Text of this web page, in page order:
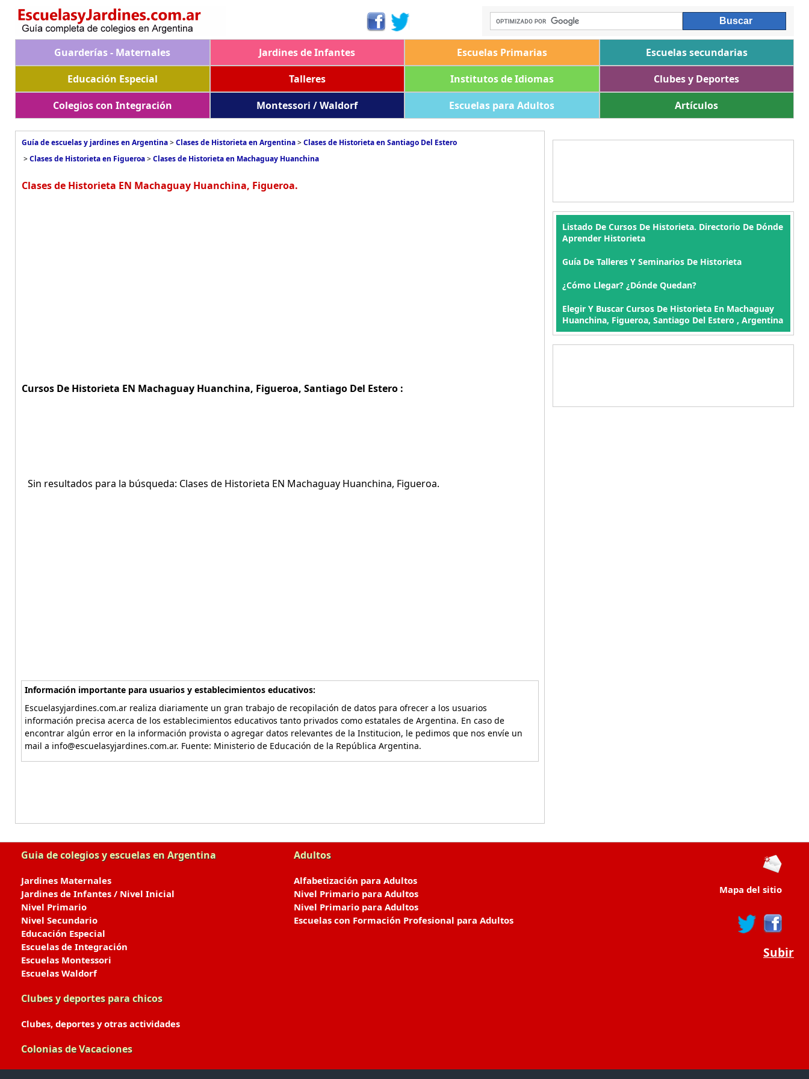
Guarderías - Maternales Jardines de Infantes Escuelas Primarias
Escuelas secundarias
Educación Especial
Talleres Institutos de Idiomas
Clubes y Deportes
Colegios con Integración
Montessori / Waldorf Escuelas para Adultos Artículos
Guía de escuelas y jardines en Argentina>Clases de Historieta en Argentina>Clases de Historieta en Santiago Del Estero
>Clases de Historieta en Figueroa>Clases de Historieta en Machaguay Huanchina
Clases de Historieta EN Machaguay Huanchina, Figueroa.
Cursos De Historieta EN Machaguay Huanchina, Figueroa, Santiago Del Estero :
Sin resultados para la búsqueda: Clases de Historieta EN Machaguay Huanchina, Figueroa.
Información importante para usuarios y establecimientos educativos:
Escuelasyjardines.com.ar realiza diariamente un gran trabajo de recopilación de datos para ofrecer a los usuarios
información precisa acerca de los establecimientos educativos tanto privados como estatales de Argentina. En caso de
encontrar algún error en la información provista o agregar datos relevantes de la Institucion, le pedimos que nos envíe un
mail a info@escuelasyjardines.com.ar. Fuente: Ministerio de Educación de la República Argentina.
Listado De Cursos De Historieta. Directorio De Dónde
Aprender Historieta
Guía De Talleres Y Seminarios De Historieta
¿Cómo Llegar? ¿Dónde Quedan?
Elegir Y Buscar Cursos De Historieta En Machaguay
Huanchina, Figueroa, Santiago Del Estero , Argentina
Guia de colegios y escuelas en Argentina
Jardines Maternales
Jardines de Infantes / Nivel Inicial
Nivel Primario
Nivel Secundario
Educación Especial
Escuelas de Integración
Escuelas Montessori
Escuelas Waldorf
Clubes y deportes para chicos
Clubes, deportes y otras actividades
Colonias de Vacaciones
Adultos
Alfabetización para Adultos
Nivel Primario para Adultos
Nivel Primario para Adultos
Escuelas con Formación Profesional para Adultos
Mapa del sitio
Subir